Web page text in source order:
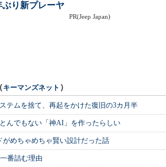
り新プレーヤ
PR(Jeep Japan)
キーマンズネット ）
テムを捨て、再起をかけた復旧の3カ月半
んでもない「神AI」を作ったらしい
がめちゃめちゃ賢い設計だった話
番詰む理由